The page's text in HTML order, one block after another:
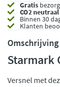
Gratis
CO2 neutraal
Binnen 30
Klanten
Omschrijving
Starmark
Versnel met